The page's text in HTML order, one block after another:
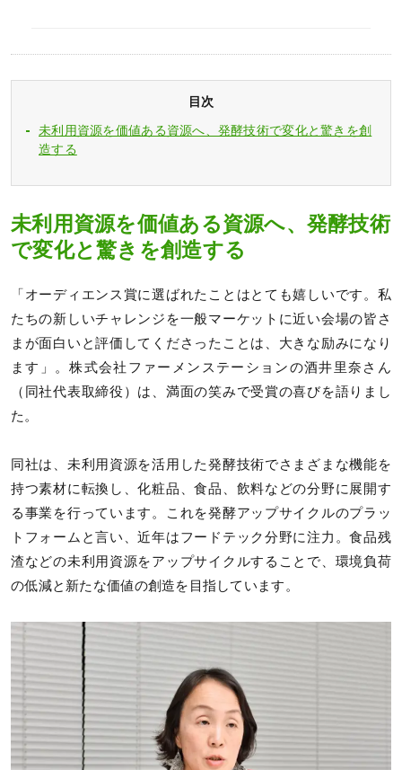
目次
未利用資源を価値ある資源へ、発酵技術で変化と驚きを創
造する
未利用資源を価値ある資源へ、発酵技術
で変化と驚きを創造する
「オーディエンス賞に選ばれたことはとても嬉しいです。私
たちの新しいチャレンジを一般マーケットに近い会場の皆さ
まが面白いと評価してくださったことは、大きな励みになり
ます」。株式会社ファーメンステーションの酒井里奈さん
（同社代表取締役）は、満面の笑みで受賞の喜びを語りまし
た。
同社は、未利用資源を活用した発酵技術でさまざまな機能を
持つ素材に転換し、化粧品、食品、飲料などの分野に展開す
る事業を行っています。これを発酵アップサイクルのプラッ
トフォームと言い、近年はフードテック分野に注力。食品残
渣などの未利用資源をアップサイクルすることで、環境負荷
の低減と新たな価値の創造を目指しています。